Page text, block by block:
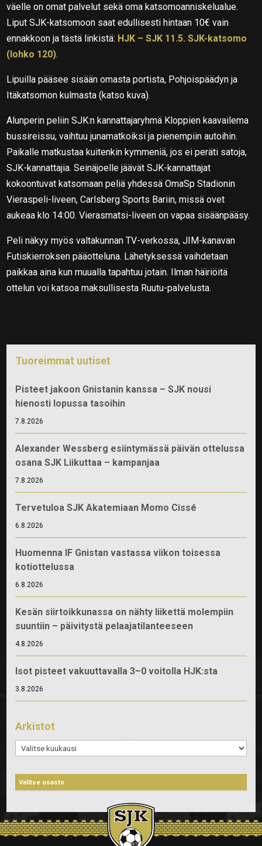
väelle on omat palvelut sekä oma katsomoanniskelualue.
Liput SJK-katsomoon saat edullisesti hintaan 10€ vain
ennakkoon ja tästä linkistä: HJK – SJK 11.5. SJK-katsomo
(lohko 120).
Lipuilla pääsee sisään omasta portista, Pohjoispäädyn ja
Itäkatsomon kulmasta (katso kuva).
Alunperin peliin SJK:n kannattajaryhmä Kloppien kaavailema
bussireissu, vaihtuu junamatkoiksi ja pienempiin autoihin.
Paikalle matkustaa kuitenkin kymmeniä, jos ei peräti satoja,
SJK-kannattajia. Seinäjoelle jäävät SJK-kannattajat
kokoontuvat katsomaan peliä yhdessä OmaSp Stadionin
Vieraspeli-liveen, Carlsberg Sports Bariin, missä ovet
aukeaa klo 14:00. Vierasmatsi-liveen on vapaa sisäänpääsy.
Peli näkyy myös valtakunnan TV-verkossa, JIM-kanavan
Futiskierroksen pääotteluna. Lähetyksessä vaihdetaan
paikkaa aina kun muualla tapahtuu jotain. Ilman häiriöitä
ottelun voi katsoa maksullisesta Ruutu-palvelusta.
Tuoreimmat uutiset
Pisteet jakoon Gnistanin kanssa – SJK nousi
hienosti lopussa tasoihin
7.8.2026
Alexander Wessberg esiintymässä päivän ottelussa
osana SJK Liikuttaa – kampanjaa
7.8.2026
Tervetuloa SJK Akatemiaan Momo Cissé
6.8.2026
Huomenna IF Gnistan vastassa viikon toisessa
kotiottelussa
6.8.2026
Kesän siirtoikkunassa on nähty liikettä molempiin
suuntiin – päivitystä pelaajatilanteeseen
4.8.2026
Isot pisteet vakuuttavalla 3–0 voitolla HJK:sta
3.8.2026
Arkistot
Arkistot